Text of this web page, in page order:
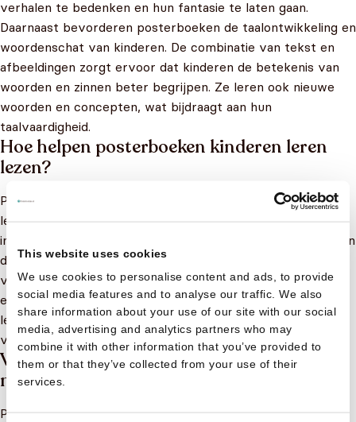
This website uses cookies
We use cookies to personalise content and ads, to provide
social media features and to analyse our traffic. We also
share information about your use of our site with our social
media, advertising and analytics partners who may
combine it with other information that you’ve provided to
them or that they’ve collected from your use of their
services.
verhalen te bedenken en hun fantasie te laten gaan.
Daarnaast bevorderen posterboeken de taalontwikkeling en
woordenschat van kinderen. De combinatie van tekst en
afbeeldingen zorgt ervoor dat kinderen de betekenis van
woorden en zinnen beter begrijpen. Ze leren ook nieuwe
woorden en concepten, wat bijdraagt aan hun
taalvaardigheid.
Hoe helpen posterboeken kinderen leren
lezen?
Posterboeken kunnen ook kinderen helpen bij het leren
lezen. Door de ondersteunende illustraties en de herhaling
in het verhaal, kunnen kinderen de tekst beter begrijpen en
de woorden gemakkelijker onthouden. Ook helpt het lezen
van posterboeken bij het ontwikkelen van leesvaardigheid
en leesplezier. Kinderen leren op een speelse manier dat
lezen leuk is en dat er veel te ontdekken valt in de wereld
van boeken.
Voor welke leeftijden zijn posterboekjes het
meest geschikt?
Posterboeken zijn in principe geschikt voor kinderen van